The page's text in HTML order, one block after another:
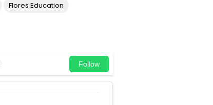
Flores Education
Follow